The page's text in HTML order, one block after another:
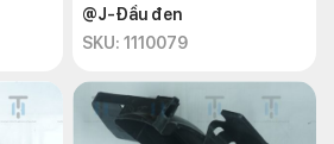
@J-Đầu đen
SKU: 1110079